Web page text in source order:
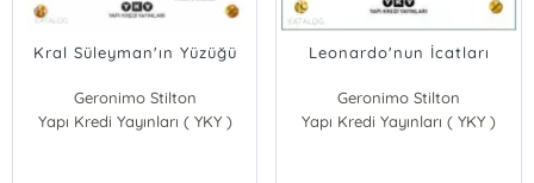
Kral Süleyman'ın Yüzüğü
Geronimo Stilton
Yapı Kredi Yayınları ( YKY )
Leonardo'nun İcatları
Geronimo Stilton
Yapı Kredi Yayınları ( YKY )